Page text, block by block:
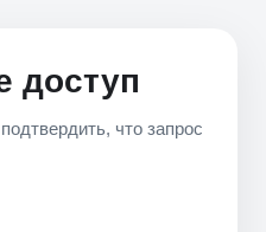
доступ
что запрос